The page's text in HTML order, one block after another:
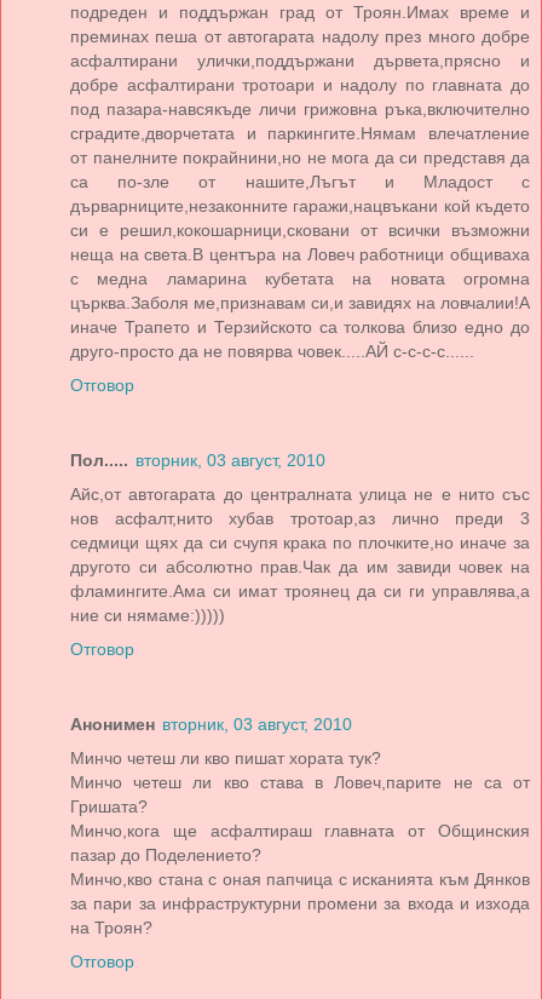
подреден и поддържан град от Троян.Имах време и
преминах пеша от автогарата надолу през много добре
асфалтирани улички,поддържани дървета,прясно и
добре асфалтирани тротоари и надолу по главната до
под пазара-навсякъде личи грижовна ръка,включително
сградите,дворчетата и паркингите.Нямам влечатление
от панелните покрайнини,но не мога да си представя да
са по-зле от нашите,Лъгът и Младост с
дърварниците,незаконните гаражи,нацвъкани кой където
си е решил,кокошарници,сковани от всички възможни
неща на света.В центъра на Ловеч работници общиваха
с медна ламарина кубетата на новата огромна
църква.Заболя ме,признавам си,и завидях на ловчалии!А
иначе Трапето и Терзийското са толкова близо едно до
друго-просто да не повярва човек.....АЙ с-с-с-с......
Отговор
Пол..... вторник, 03 август, 2010
Айс,от автогарата до централната улица не е нито със
нов асфалт,нито хубав тротоар,аз лично преди 3
седмици щях да си счупя крака по плочките,но иначе за
другото си абсолютно прав.Чак да им завиди човек на
фламингите.Ама си имат троянец да си ги управлява,а
ние си нямаме:)))))
Отговор
Анонимен вторник, 03 август, 2010
Минчо четеш ли кво пишат хората тук?
Минчо четеш ли кво става в Ловеч,парите не са от
Гришата?
Минчо,кога ще асфалтираш главната от Общинския
пазар до Поделението?
Минчо,кво стана с оная папчица с исканията към Дянков
за пари за инфраструктурни промени за входа и изхода
на Троян?
Отговор